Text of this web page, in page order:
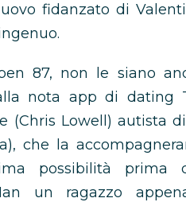
fidanzato di
87, non le siano
nota app di dating
(Chris Lowell) autista
che la
possibilità prima
un ragazzo